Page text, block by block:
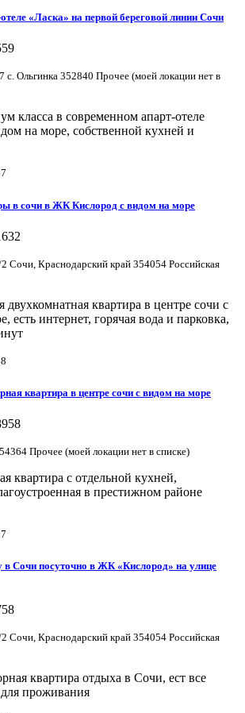
«Ласка» на первой береговой линии Сочи
с. Ольгинка 352840 Прочее (моей локации нет в
класса в современном апарт-отеле
на море, собственной кухней и
в сочи в ЖК Кислород с видом на море
Сочи, Краснодарский край 354054 Российская
двухкомнатная квартира в центре сочи с
есть интернет, горячая вода и парковка,
квартира в центре сочи с видом на море
Прочее (моей локации нет в списке)
квартира с отдельной кухней,
в престижном районе
в Cочи посуточно в ЖК «Кислород» на улице
Сочи, Краснодарский край 354054 Российская
квартира отдыха в Сочи, ест все
проживания